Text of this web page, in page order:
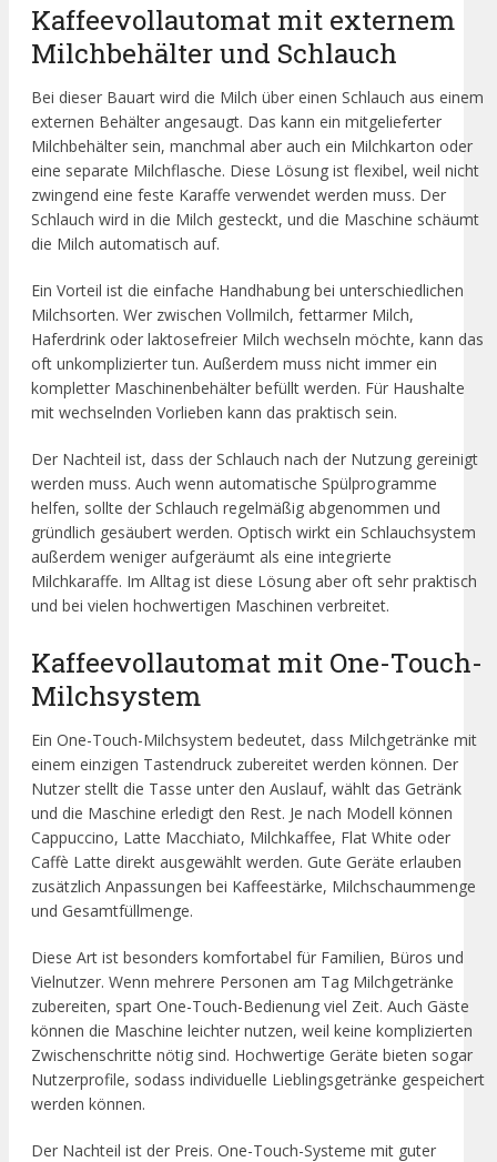
Kaffeevollautomat mit externem
Milchbehälter und Schlauch
Bei dieser Bauart wird die Milch über einen Schlauch aus einem
externen Behälter angesaugt. Das kann ein mitgelieferter
Milchbehälter sein, manchmal aber auch ein Milchkarton oder
eine separate Milchflasche. Diese Lösung ist flexibel, weil nicht
zwingend eine feste Karaffe verwendet werden muss. Der
Schlauch wird in die Milch gesteckt, und die Maschine schäumt
die Milch automatisch auf.
Ein Vorteil ist die einfache Handhabung bei unterschiedlichen
Milchsorten. Wer zwischen Vollmilch, fettarmer Milch,
Haferdrink oder laktosefreier Milch wechseln möchte, kann das
oft unkomplizierter tun. Außerdem muss nicht immer ein
kompletter Maschinenbehälter befüllt werden. Für Haushalte
mit wechselnden Vorlieben kann das praktisch sein.
Der Nachteil ist, dass der Schlauch nach der Nutzung gereinigt
werden muss. Auch wenn automatische Spülprogramme
helfen, sollte der Schlauch regelmäßig abgenommen und
gründlich gesäubert werden. Optisch wirkt ein Schlauchsystem
außerdem weniger aufgeräumt als eine integrierte
Milchkaraffe. Im Alltag ist diese Lösung aber oft sehr praktisch
und bei vielen hochwertigen Maschinen verbreitet.
Kaffeevollautomat mit One-Touch-
Milchsystem
Ein One-Touch-Milchsystem bedeutet, dass Milchgetränke mit
einem einzigen Tastendruck zubereitet werden können. Der
Nutzer stellt die Tasse unter den Auslauf, wählt das Getränk
und die Maschine erledigt den Rest. Je nach Modell können
Cappuccino, Latte Macchiato, Milchkaffee, Flat White oder
Caffè Latte direkt ausgewählt werden. Gute Geräte erlauben
zusätzlich Anpassungen bei Kaffeestärke, Milchschaummenge
und Gesamtfüllmenge.
Diese Art ist besonders komfortabel für Familien, Büros und
Vielnutzer. Wenn mehrere Personen am Tag Milchgetränke
zubereiten, spart One-Touch-Bedienung viel Zeit. Auch Gäste
können die Maschine leichter nutzen, weil keine komplizierten
Zwischenschritte nötig sind. Hochwertige Geräte bieten sogar
Nutzerprofile, sodass individuelle Lieblingsgetränke gespeichert
werden können.
Der Nachteil ist der Preis. One-Touch-Systeme mit guter